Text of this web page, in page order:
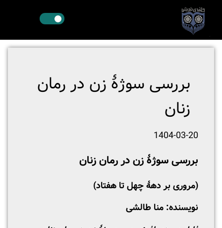
بررسی سوژۀ زن در رمان
زنان
1404-03-20
بررسی سوژۀ زن در رمان زنان
(مروری بر دهۀ چهل تا هفتاد)
نویسنده: منا طالشی